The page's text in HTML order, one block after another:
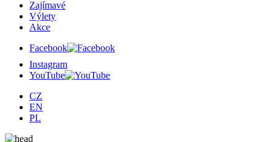
Zajímavé
Výlety
Akce
Facebook
Instagram
YouTube
CZ
EN
PL